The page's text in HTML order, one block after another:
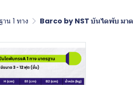
น 1 ทาง Barco by NST บันไดพับ มาต